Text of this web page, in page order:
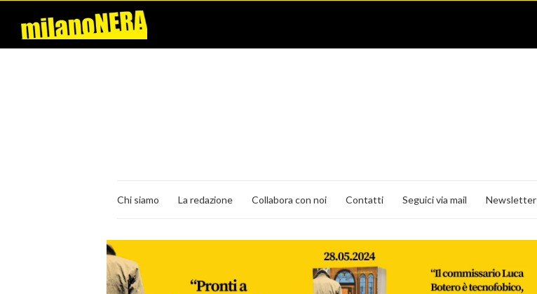
Chi siamo La redazione Collabora con noi Contatti Seguici via mail Newsletter